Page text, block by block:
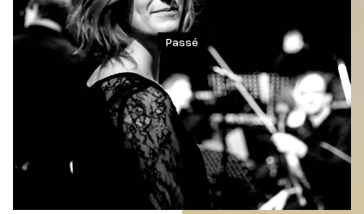
Passé